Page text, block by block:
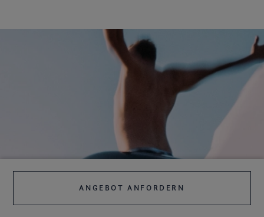
ANGEBOT ANFORDERN